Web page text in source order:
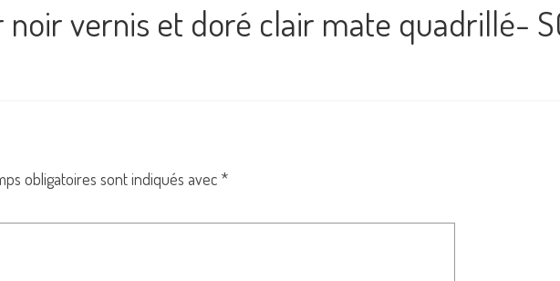
noir vernis et doré clair mate quadrillé-
obligatoires sont indiqués avec *